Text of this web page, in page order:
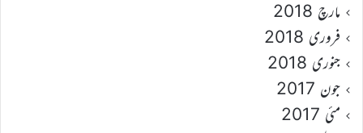
مارچ 2018
فروری 2018
جنوری 2018
جون 2017
مئی 2017